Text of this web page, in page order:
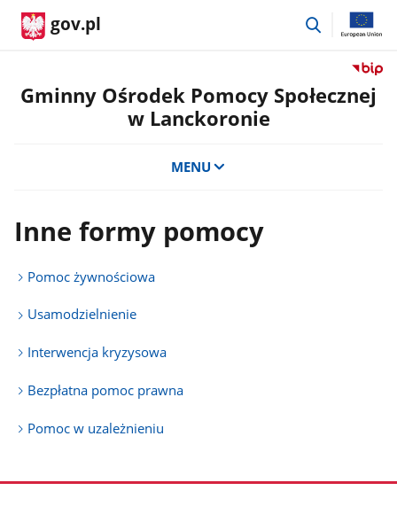
gov.pl
przejdź
Przejdź
do
Gminny Ośrodek Pomocy Społecznej
w Lanckoronie
MENU
Inne formy pomocy
Pomoc żywnościowa
Usamodzielnienie
Interwencja kryzysowa
Bezpłatna pomoc prawna
Pomoc w uzależnieniu